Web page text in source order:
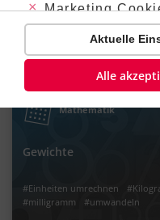
Übung
Video
1
Mathematik
Gewichte
#Einheiten umrechnen
#milligramm
#umwandeln
Abgelehnt:
Marketing
Abgelehnt:
Aktuelle
Alle